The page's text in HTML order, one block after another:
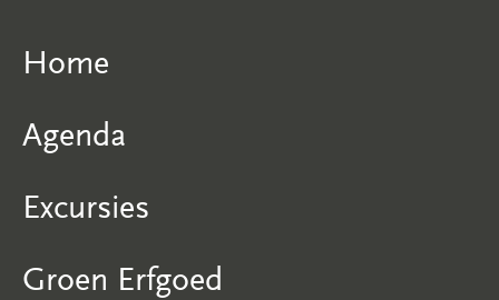
Home
Agenda
Excursies
Groen Erfgoed